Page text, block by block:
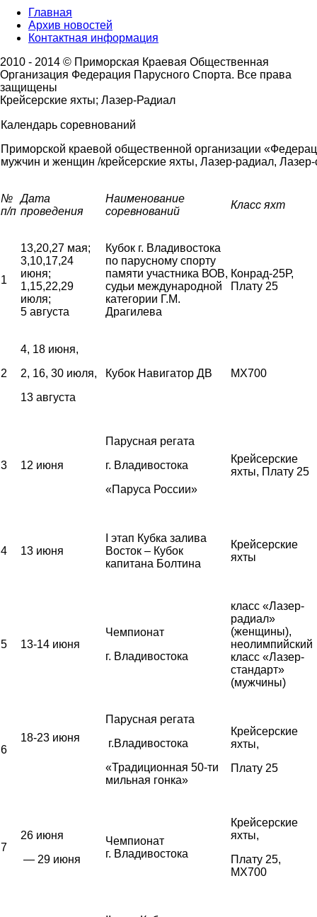
Главная
Архив новостей
Контактная информация
2010 - 2014 © Приморская Краевая Общественная
Организация Федерация Парусного Спорта. Все права
защищены
Крейсерские яхты; Лазер-Радиал
Календарь соревнований
Приморской краевой общественной организации
мужчин и женщин /крейсерские яхты, Лазер-радиал, Лазер-
№
п/п
Дата
проведения
Наименование
соревнований
Класс яхт
1
13,20,27 мая;
3,10,17,24
июня;
1,15,22,29
июля;
5 августа
Кубок г. Владивостока
по парусному спорту
памяти участника ВОВ,
судьи международной
категории Г.М.
Драгилева
Конрад-25Р,
Плату 25
2
4, 18 июня,
2, 16, 30 июля,
13 августа
Кубок Навигатор ДВ MX700
3 12 июня
Парусная регата
г. Владивостока
«Паруса России»
Крейсерские
яхты, Плату 25
4 13 июня
I этап Кубка залива
Восток – Кубок
капитана Болтина
Крейсерские
яхты
5 13-14 июня
Чемпионат
г. Владивостока
класс «Лазер-
радиал»
(женщины),
неолимпийский
класс «Лазер-
стандарт»
(мужчины)
6
18-23 июня
Парусная регата
г.Владивостока
«Традиционная 50-ти
мильная гонка»
Крейсерские
яхты,
Плату 25
7
26 июня
— 29 июня
Чемпионат
г. Владивостока
Крейсерские
яхты,
Плату 25,
MX700